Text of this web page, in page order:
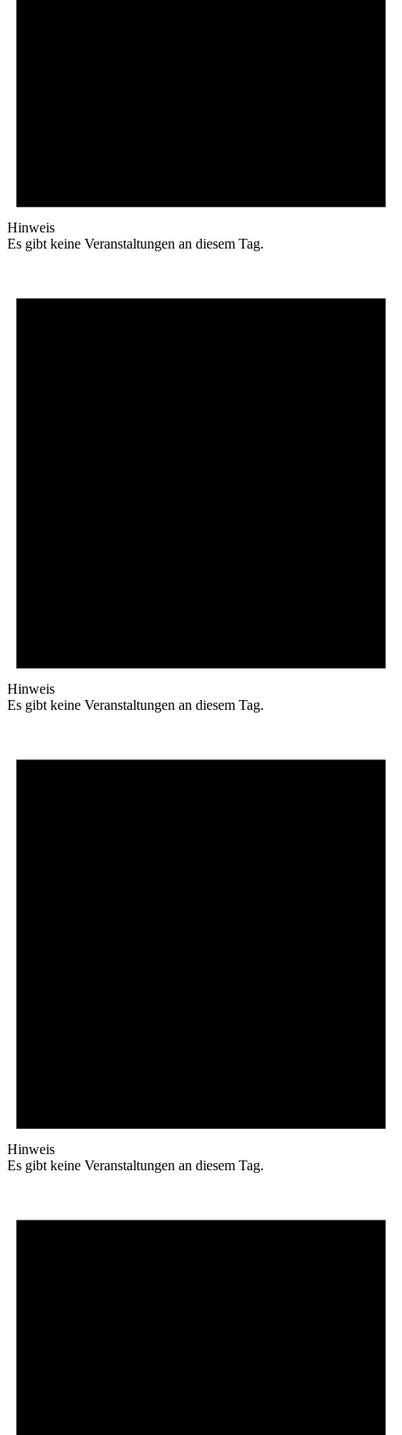
Hinweis
Es gibt keine Veranstaltungen an diesem Tag.
Hinweis
Es gibt keine Veranstaltungen an diesem Tag.
Hinweis
Es gibt keine Veranstaltungen an diesem Tag.